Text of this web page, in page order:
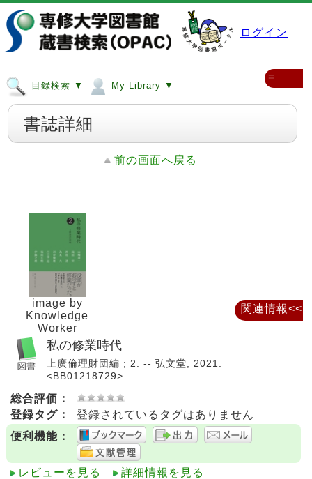
ログイン
目録検索 ▼ My Library ▼
≡
書誌詳細
前の画面へ戻る
image by
Knowledge
Worker
私の修業時代
上廣倫理財団編 ; 2. -- 弘文堂, 2021.
<BB01218729>
総合評価：
登録タグ：
登録されているタグはありません
便利機能：
レビューを見る 詳細情報を見る
関連情報<<